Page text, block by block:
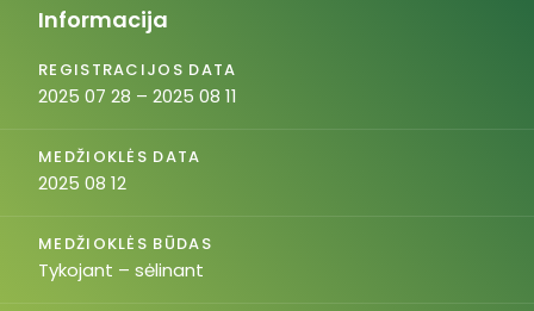
Informacija
REGISTRACIJOS DATA
2025 07 28 – 2025 08 11
MEDŽIOKLĖS DATA
2025 08 12
MEDŽIOKLĖS BŪDAS
Tykojant – sėlinant